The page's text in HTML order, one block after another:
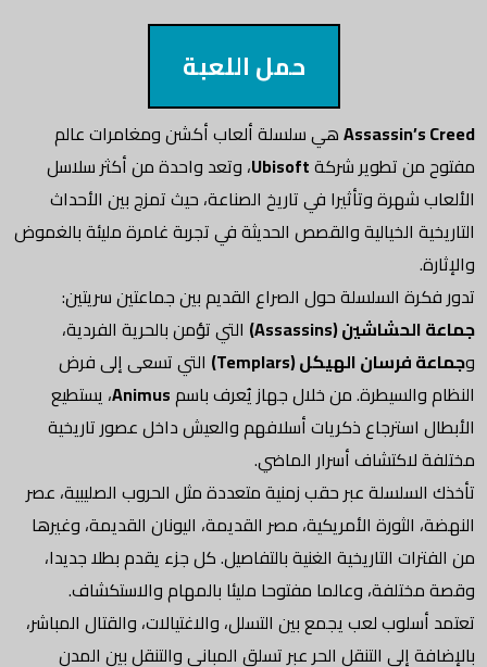
حمل اللعبة
Assassin’s Creedهي سلسلة ألعاب أكشن ومغامرات عالم
مفتوح من تطوير شركةUbisoft، وتعد واحدة من أكثر سلاسل
الألعاب شهرة وتأثيرا في تاريخ الصناعة، حيث تمزج بين الأحداث
التاريخية الخيالية والقصص الحديثة في تجربة غامرة مليئة بالغموض
والإثارة.
تدور فكرة السلسلة حول الصراع القديم بين جماعتين سريتين:
جماعة الحشاشين (Assassins)
التي تؤمن بالحرية الفردية،
وجماعة فرسان الهيكل (Templars)
التي تسعى إلى فرض
النظام والسيطرة. من خلال جهاز يُعرف باسمAnimus، يستطيع
الأبطال استرجاع ذكريات أسلافهم والعيش داخل عصور تاريخية
مختلفة لاكتشاف أسرار الماضي.
تأخذك السلسلة عبر حقب زمنية متعددة مثل الحروب الصليبية، عصر
النهضة، الثورة الأمريكية، مصر القديمة، اليونان القديمة، وغيرها
من الفترات التاريخية الغنية بالتفاصيل. كل جزء يقدم بطلا جديدا،
وقصة مختلفة، وعالما مفتوحا مليئا بالمهام والاستكشاف.
تعتمد أسلوب لعب يجمع بين التسلل، والاغتيالات، والقتال المباشر،
بالإضافة إلى التنقل الحر عبر تسلق المباني والتنقل بين المدن